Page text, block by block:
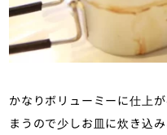
かなりボリューミーに仕上
まうので少しお皿に炊き込